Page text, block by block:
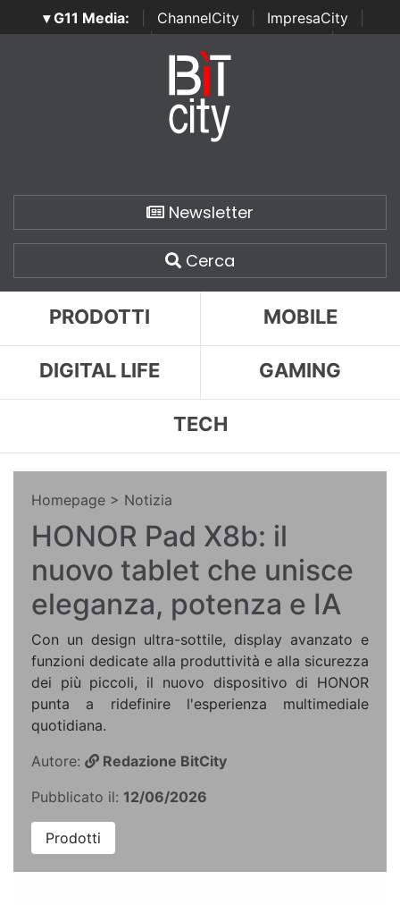
▾ G11 Media: ChannelCity ImpresaCity
SecurityOpenLab | Italian Channel Awards | Italian
Italian Security Awards
Newsletter
Cerca
PRODOTTI MOBILE
DIGITAL LIFE GAMING
TECH
Homepage > Notizia
HONOR Pad X8b: il
nuovo tablet che unisce
eleganza, potenza e IA
Con un design ultra-sottile, display avanzato e
funzioni dedicate alla produttività e alla sicurezza
dei più piccoli, il nuovo dispositivo di HONOR
punta a ridefinire l'esperienza multimediale
quotidiana.
Autore:
Redazione BitCity
Pubblicato il: 12/06/2026
Prodotti